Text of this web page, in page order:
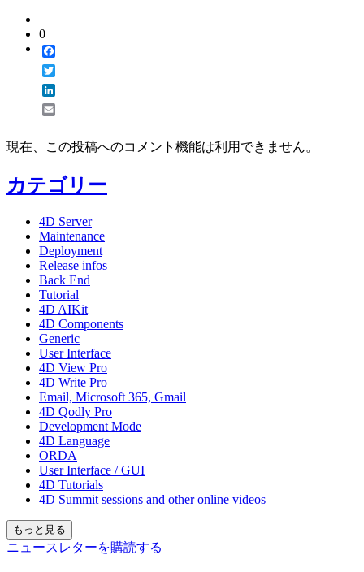
0
現在、この投稿へのコメント機能は利用できません。
カテゴリー
4D Server
Maintenance
Deployment
Release infos
Back End
Tutorial
4D AIKit
4D Components
Generic
User Interface
4D View Pro
4D Write Pro
Email, Microsoft 365, Gmail
4D Qodly Pro
Development Mode
4D Language
ORDA
User Interface / GUI
4D Tutorials
4D Summit sessions and other online videos
もっと見る
ニュースレターを購読する